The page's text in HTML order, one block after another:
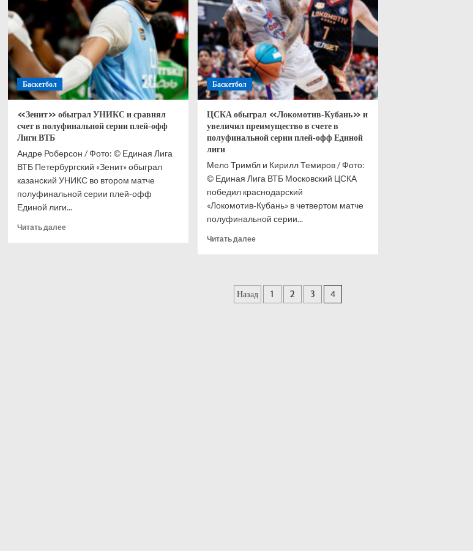
Баскетбол
«Зенит» обыграл УНИКС и сравнял
счет в полуфинальной серии плей‑офф
Лиги ВТБ
Андре Роберсон / Фото: © Единая Лига
ВТБ Петербургский «Зенит» обыграл
казанский УНИКС во втором матче
полуфинальной серии плей‑офф
Единой лиги...
Читать далееПрочитать
Баскетбол
ЦСКА обыграл «Локомотив‑Кубань» и
увеличил преимущество в счете в
полуфинальной серии плей‑офф Единой
лиги
Мело Тримбл и Кирилл Темиров / Фото:
© Единая Лига ВТБ Московский ЦСКА
победил краснодарский
«Локомотив‑Кубань» в четвертом матче
полуфинальной серии...
Читать далееПрочитать
обыграл
«Локомотив‑Кубань»
Пагинация
Назад 1 2 3 4